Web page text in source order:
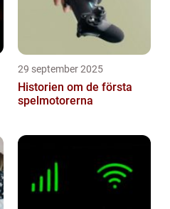
29 september 2025
Historien om de första
spelmotorerna